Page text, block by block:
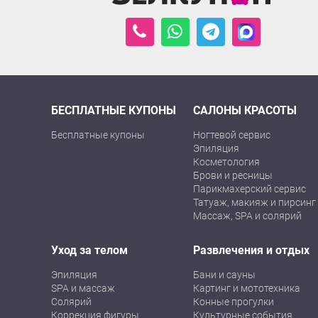
БЕСПЛАТНЫЕ КУПОНЫ
Бесплатные купоны
САЛОНЫ КРАСОТЫ
Ногтевой сервис
Эпиляция
Косметология
Брови и ресницы
Парикмахерский сервис
Татуаж, макияж и пирсинг
Массаж, SPA и солярий
Уход за телом
Эпиляция
SPA и массаж
Солярий
Коррекция фигуры
Развлечения и отдых
Бани и сауны
Картинг и мототехника
Конные прогулки
Культурные события